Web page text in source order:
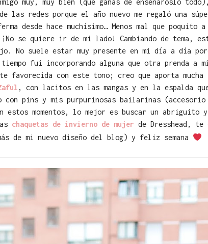
muy, muy bien (qué ganas de enseñároslo
las redes porque el año nuevo me regaló una
desde hace muchísimo… Menos mal que poquito
¡No se quiere ir de mi lado! Cambiando de tema,
suele estar muy presente en mi día a día
fui incorporando alguna que otra prenda a
favorecida con este tono; creo que aporta
, con lacitos en las mangas y en la espalda que
con pins y mis purpurinosas bailarinas
estos momentos, lo mejor es buscar un abriguito
chaquetas de invierno de mujer de Dresshead, te
de mi nuevo diseño del blog) y feliz semana